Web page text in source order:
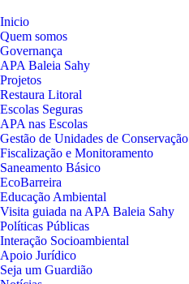
Inicio
Quem somos
Governança
APA Baleia Sahy
Projetos
Restaura Litoral
Escolas Seguras
APA nas Escolas
Gestão de Unidades de Conservação
Fiscalização e Monitoramento
Saneamento Básico
EcoBarreira
Educação Ambiental
Visita guiada na APA Baleia Sahy
Políticas Públicas
Interação Socioambiental
Apoio Jurídico
Seja um Guardião